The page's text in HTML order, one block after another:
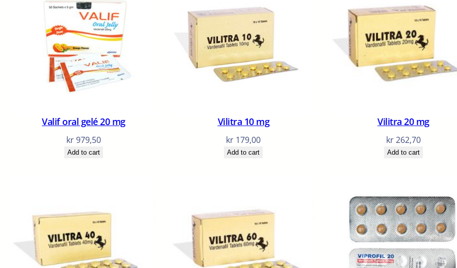
Valif oral gelé 20 mg
kr979,50
Add to cart
Vilitra 10 mg
kr 179,00
Add to cart
Vilitra 20 mg
kr262,70
Add to cart